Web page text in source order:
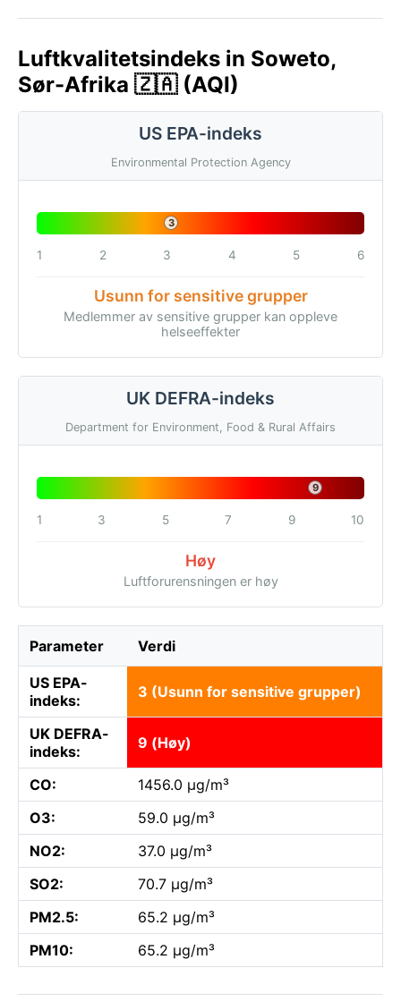
Luftkvalitetsindeks in Soweto,
Sør-Afrika 🇿🇦 (AQI)
US EPA-indeks
Environmental Protection Agency
3
1 2 3 4 5 6
Usunn for sensitive grupper
Medlemmer av sensitive grupper kan oppleve
helseeffekter
UK DEFRA-indeks
Department for Environment, Food & Rural Affairs
9
1 3 5 7 9 10
Høy
Luftforurensningen er høy
Parameter Verdi
US EPA-
indeks:
3 (Usunn for sensitive grupper)
UK DEFRA-
indeks:
9 (Høy)
CO:
1456.0 µg/m³
O3:
59.0 µg/m³
NO2:
37.0 µg/m³
SO2:
70.7 µg/m³
PM2.5:
65.2 µg/m³
PM10:
65.2 µg/m³